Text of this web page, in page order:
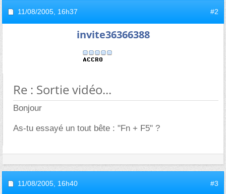
11/08/2005, 16h37 #2
invite36366388
Re : Sortie vidéo...
Bonjour
As-tu essayé un tout bête : "Fn + F5" ?
11/08/2005, 16h40 #3